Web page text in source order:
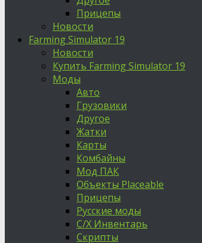
Прицепы
Новости
Farming Simulator 19
Новости
Купить Farming Simulator 19
Моды
Авто
Грузовики
Другое
Жатки
Карты
Комбайны
Мод ПАК
Объекты Placeable
Прицепы
Русские моды
С/Х Инвентарь
Скрипты